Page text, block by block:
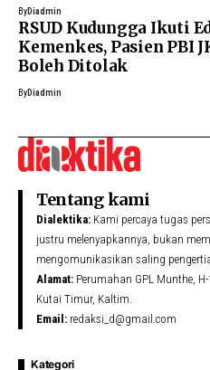
ByDiadmin
RSUD Kudungga Ikuti
Kemenkes, Pasien PBI
Boleh Ditolak
ByDiadmin
Tentang kami
Dialektika: Kami percaya tugas
justru melenyapkannya, bukan
mengomunikasikan saling
Alamat: Perumahan GPL Munthe,
Kutai Timur, Kaltim.
Email: redaksi_d@gmail.com
Kategori